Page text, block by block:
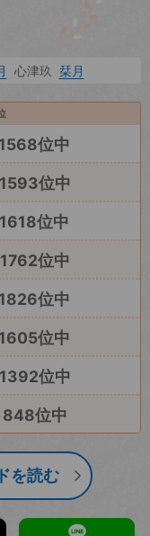
心津玖 栞月
位中
位中
位中
位中
位中
位中
位中
848位中
を読む